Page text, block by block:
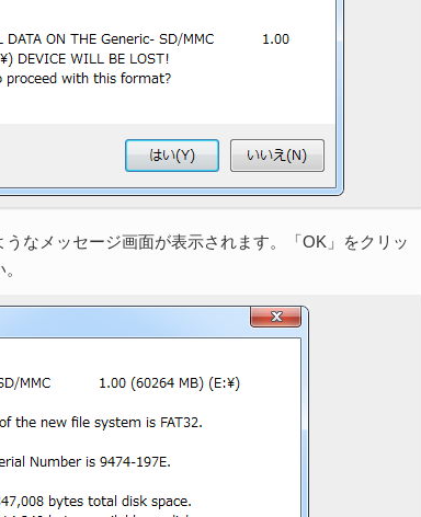
なメッセージ画面が表示されます。「OK」をクリッ